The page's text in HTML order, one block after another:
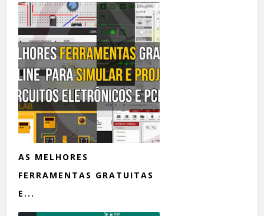
AS MELHORES
FERRAMENTAS GRATUITAS
E...